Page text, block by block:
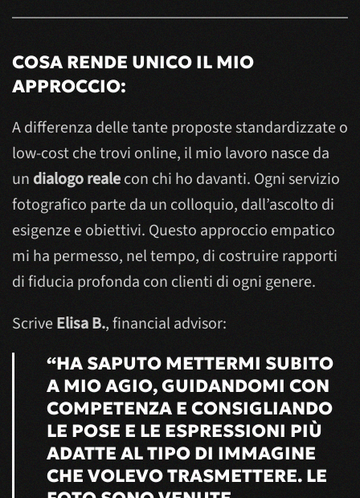
COSA RENDE UNICO IL MIO
APPROCCIO:
A differenza delle tante proposte standardizzate o
low-cost che trovi online, il mio lavoro nasce da
un dialogo realecon chi ho davanti. Ogni servizio
fotografico parte da un colloquio, dall’ascolto di
esigenze e obiettivi. Questo approccio empatico
mi ha permesso, nel tempo, di costruire rapporti
di fiducia profonda con clienti di ogni genere.
ScriveElisa B., financial advisor:
“HA SAPUTO METTERMI SUBITO
A MIO AGIO, GUIDANDOMI CON
COMPETENZA E CONSIGLIANDO
LE POSE E LE ESPRESSIONI PIÙ
ADATTE AL TIPO DI IMMAGINE
CHE VOLEVO TRASMETTERE. LE